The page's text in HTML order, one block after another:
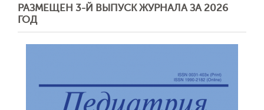
РАЗМЕЩЕН 3-Й ВЫПУСК ЖУРНАЛА ЗА 2026
ГОД